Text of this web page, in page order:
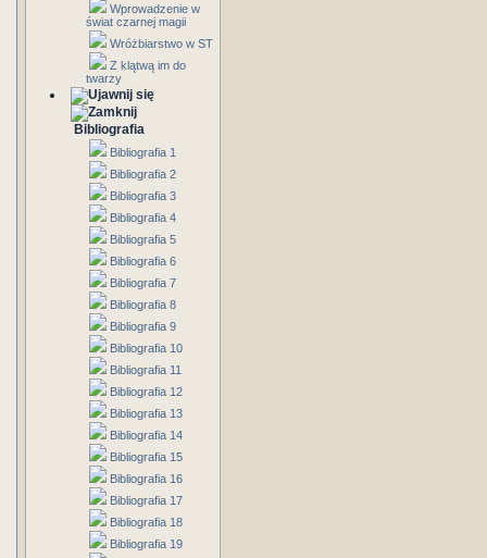
Wprowadzenie w
świat czarnej magii
Wróżbiarstwo w ST
Z klątwą im do
twarzy
Bibliografia
Bibliografia 1
Bibliografia 2
Bibliografia 3
Bibliografia 4
Bibliografia 5
Bibliografia 6
Bibliografia 7
Bibliografia 8
Bibliografia 9
Bibliografia 10
Bibliografia 11
Bibliografia 12
Bibliografia 13
Bibliografia 14
Bibliografia 15
Bibliografia 16
Bibliografia 17
Bibliografia 18
Bibliografia 19